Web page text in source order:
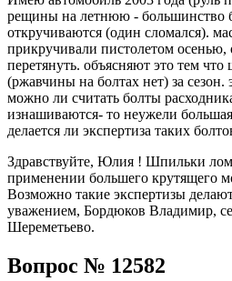
рещины на летнюю - большинство
откручиваются (один сломался).
прикручивали пистолетом
перетянуть. объясняют это тем
(ржавчины на болтах нет) за сезон.
можно ли считать болты
изнашиваются- то неужели
делается ли экспертиза таких
Здравствуйте, Юлия ! Шпильки
применении большего крутящего
Возможно такие экспертизы
уважением, Бордюков Владимир,
Шереметьево.
Вопрос № 12582